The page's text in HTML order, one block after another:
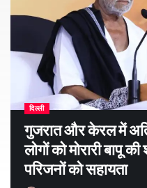
दिल्ली
गुजरात और केरल में
लोगों को मोरारी बापू
परिजनों को सहायता